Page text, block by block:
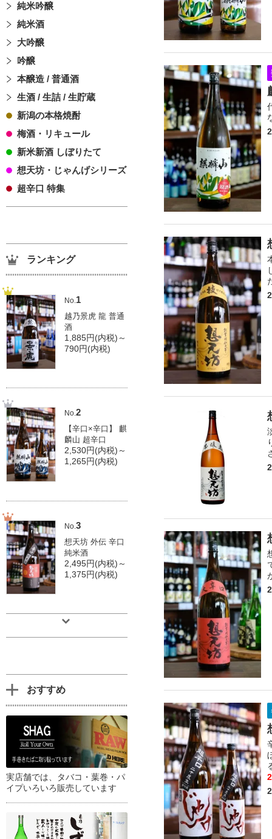
純米吟醸
純米酒
大吟醸
吟醸
本醸造 / 普通酒
生酒 / 生詰 / 生貯蔵
新潟の本格焼酎
梅酒・リキュール
新米新酒 しぼりたて
想天坊・じゃんげシリーズ
超辛口 特集
ランキング
No.1
越乃景虎 龍 普通
酒
1,885円(内税)～
790円(内税)
No.2
【辛口×辛口】 麒
麟山 超辛口
2,530円(内税)～
1,265円(内税)
No. 3
想天坊 外伝 辛口
純米酒
2,495円(内税)～
1,375円(内税)
おすすめ
実店舗では、タバコ・葉巻・パ
イプいろいろ販売しています